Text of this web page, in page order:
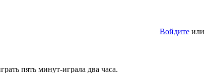
Войдите или
пять минут-играла два часа.